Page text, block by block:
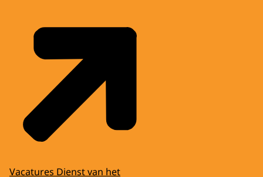
Vacatures Dienst van het